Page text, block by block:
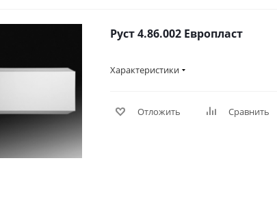
Руст 4.86.002 Европласт
Характеристики
Отложить Сравнить